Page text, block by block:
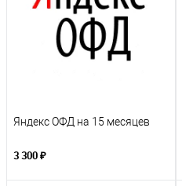
Яндекс ОФД на 15 месяцев
3 300 ₽